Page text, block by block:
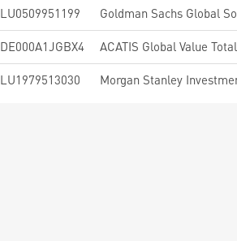
LU0509951199
DE000A1JGBX4 ACATIS Global Value
LU1979513030